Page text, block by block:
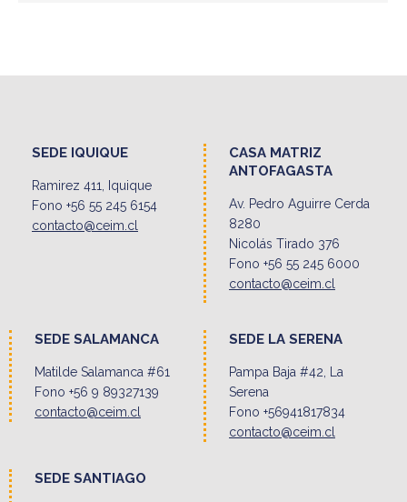
SEDE IQUIQUE
Ramirez 411, Iquique
Fono +56 55 245 6154
contacto@ceim.cl
CASA MATRIZ
ANTOFAGASTA
Av. Pedro Aguirre Cerda
8280
Nicolás Tirado 376
Fono +56 55 245 6000
contacto@ceim.cl
SEDE SALAMANCA
Matilde Salamanca #61
Fono +56 9 89327139
contacto@ceim.cl
SEDE LA SERENA
Pampa Baja #42, La
Serena
Fono +56941817834
contacto@ceim.cl
SEDE SANTIAGO